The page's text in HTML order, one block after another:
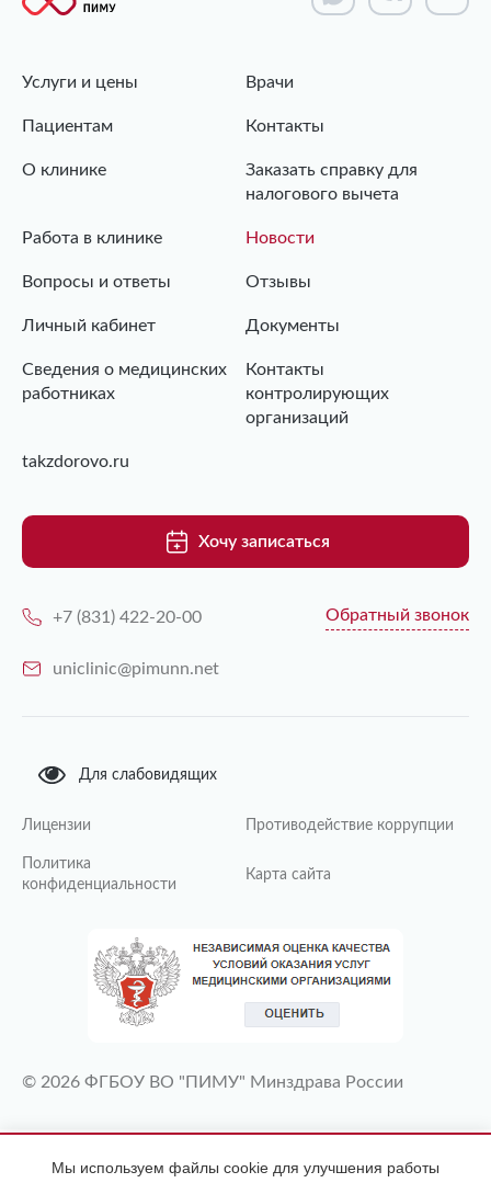
Услуги и цены Врачи
Пациентам Контакты
О клинике
Заказать справку для
налогового вычета
Работа в клинике Новости
Вопросы и ответы Отзывы
Личный кабинет Документы
Сведения о медицинских
работниках
Контакты
контролирующих
организаций
takzdorovo.ru
Хочу записаться
+7 (831) 422-20-00 Обратный звонок
uniclinic@pimunn.net
Для слабовидящих
Лицензии Противодействие коррупции
Политика
конфиденциальности
Карта сайта
© 2026 ФГБОУ ВО "ПИМУ" Минздрава России
ИМЕЮТСЯ ПРОТИВОПОКАЗАНИЯ
Мы используем файлы cookie для улучшения работы